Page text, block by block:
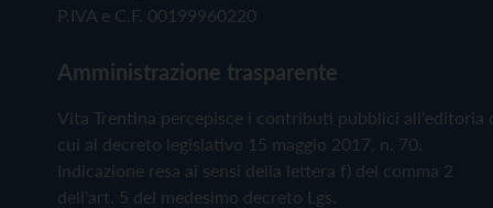
P.IVA e C.F. 00199960220
Amministrazione trasparente
Vita Trentina percepisce i contributi pubblici all'editoria
cui al decreto legislativo 15 maggio 2017, n. 70.
Indicazione resa ai sensi della lettera f) del comma 2
dell'art. 5 del medesimo decreto Lgs.